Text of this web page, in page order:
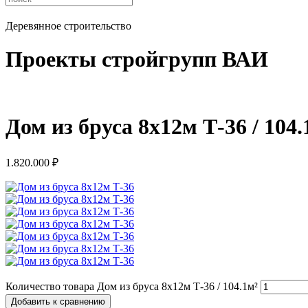
Деревянное строительство
Проекты стройгрупп ВАИ
Дом из бруса 8х12м Т-36 /
1.820.000 ₽
Количество товара Дом из бруса 8х12м Т-36 / 104.1м²
Добавить к сравнению